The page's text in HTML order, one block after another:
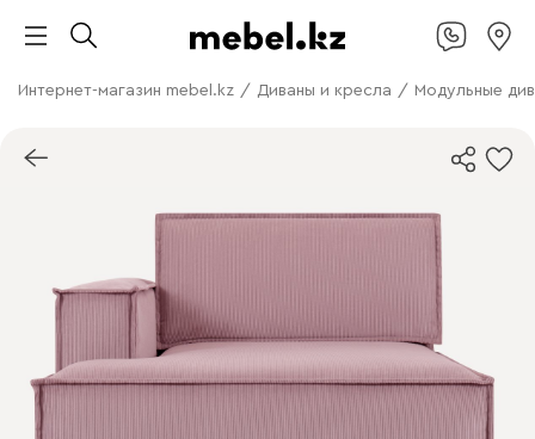
Интернет-магазин mebel.kz / Диваны и кресла / Модульные